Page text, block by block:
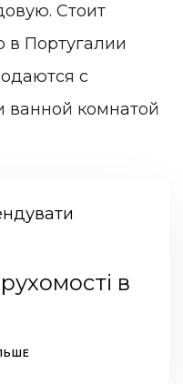
Стоит
в Португалии
с
ванной комнатой
в